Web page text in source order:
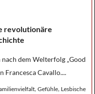
revolutionäre
nach dem Welterfolg „Good
Francesca Cavallo....
, Gefühle, Lesbische